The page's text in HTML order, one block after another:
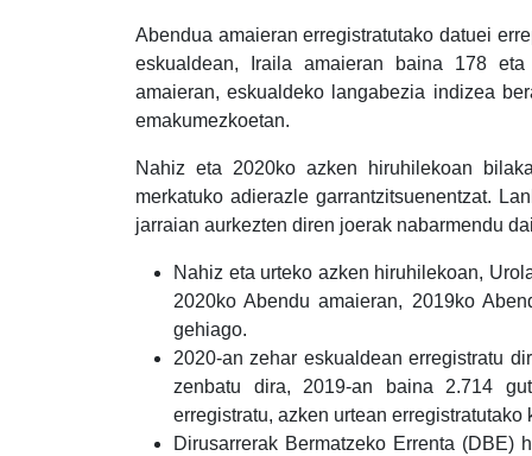
Abendua amaieran erregistratutako datuei
eskualdean, Iraila amaieran baina 178
amaieran, eskualdeko langabezia indizea
emakumezkoetan.
Nahiz eta 2020ko azken hiruhilekoan
merkatuko adierazle garrantzitsuenentzat.
jarraian aurkezten diren joerak nabarmendu
Nahiz eta urteko azken hiruhilekoan,
2020ko Abendu amaieran, 2019ko
gehiago.
2020-an zehar eskualdean erregistratu
zenbatu dira, 2019-an baina 2.714
erregistratu, azken urtean
Dirusarrerak Bermatzeko Errenta (DBE)